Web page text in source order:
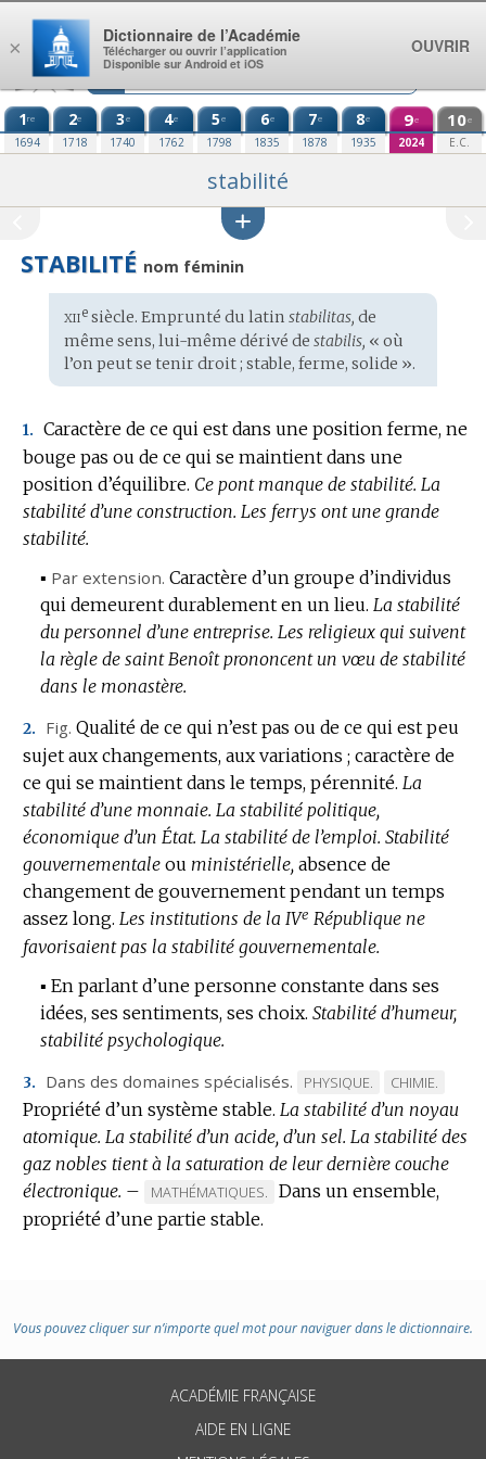
Aller au contenu
1re
1694
2e
1718
3e
1740
4e
1762
5e
1798
6e
1835
7e
1878
8e
1935
9e
2024
10e
E.C.
stabilité
STABILITÉ nom féminin
Étymologie
:
xiiesiècle. Emprunté du latin stabilitas, de
même sens, lui-même dérivé de stabilis, « où
l’on peut se tenir droit ; stable, ferme, solide ».
1. Caractère de ce qui est dans une position ferme, ne
bouge pas ou de ce qui se maintient dans une
position d’équilibre. Ce pont manque de stabilité. La
stabilité d’une construction. Les ferrys ont une grande
stabilité.
▪ Par extension. Caractère d’un groupe d’individus
qui demeurent durablement en un lieu. La stabilité
du personnel d’une entreprise. Les religieux qui suivent
la règle de saint Benoît prononcent un vœu de stabilité
dans le monastère.
2. Fig. Qualité de ce qui n’est pas ou de ce qui est peu
sujet aux changements, aux variations ; caractère de
ce qui se maintient dans le temps, pérennité. La
stabilité d’une monnaie. La stabilité politique,
économique d’un État. La stabilité de l’emploi. Stabilité
gouvernementaleou ministérielle, absence de
changement de gouvernement pendant un temps
assez long. Les institutions de la IVe République ne
favorisaient pas la stabilité gouvernementale.
▪ En parlant d’une personne constante dans ses
idées, ses sentiments, ses choix. Stabilité d’humeur,
stabilité psychologique.
3. Dans des domaines spécialisés.
MARQUE
DE
DOMAINE
:
PHYSIQUE.
MARQUE
DE
DOMAINE
:
CHIMIE.
Propriété d’un système stable. La stabilité d’un noyau
atomique. La stabilité d’un acide, d’un sel. La stabilité des
gaz nobles tient à la saturation de leur dernière couche
électronique. –
MARQUE
DE
MATHÉMATIQUES.
Dans un ensemble,
propriété d’une partie stable.
Vous pouvez cliquer sur n’importe quel mot pour naviguer dans le dictionnaire.
ACADÉMIE FRANÇAISE
AIDE EN LIGNE
×
Dictionnaire de l’Académie
Télécharger ou ouvrir l’application
Disponible sur Android et iOS
OUVRIR